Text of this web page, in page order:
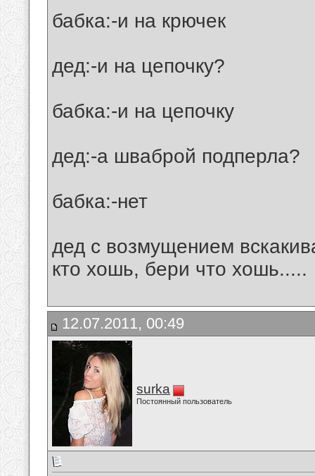
бабка:-и на крючек
дед:-и на цепочку?
бабка:-и на цепочку
дед:-а шваброй подперла?
бабка:-нет
дед с возмущением
кто хошь, бери что хошь.....
12.07.2011, 00:49
surka
Постоянный пользователь